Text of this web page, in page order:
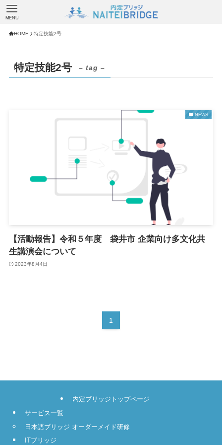
MENU
HOME 特定技能2号
特定技能2号 – tag –
NEWS
【活動報告】令和５年度 袋井市 企業向け多文化共
生講演会について
2023年8月4日
1
内定ブリッジトップページ
サービス一覧
日本語ブリッジ オーダーメイド研修
ITブリッジ